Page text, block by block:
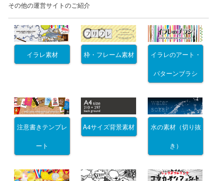
その他の運営サイトのご紹介
イラレ素材 枠・フレーム素材 イラレのアート・
パターンブラシ
注意書きテンプレ
ート
A4サイズ背景素材 水の素材（切り抜
き）